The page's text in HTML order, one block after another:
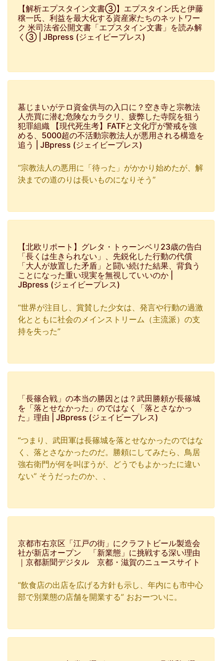
【解析エプスタイン文書③】エプスタイン氏と伊藤
穣一氏、利益を最大化する資産家たちのネットワー
ク 米司法省公開文書「エプスタイン文書」を読み解
く③ | JBpress (ジェイビープレス)
墓じまいがテロ資金供与の入口に？空き寺と宗教法
人売買に潜む危険なカラクリ、疲弊した寺院を狙う
犯罪組織 【現代死生考】FATFと文化庁が警戒を強
める、5000超の不活動宗教法人が悪用される構造を
追う | JBpress (ジェイビープレス)
“宗教法人の悪用に「待った」がかかり始めたが、解
決までの道のりは長いものになりそう”
【北欧リポート】グレタ・トゥーンベリ23歳の告白
「長くは生きられない」、先鋭化した行動の代償
「大人が放置した矛盾」と闘い続けた結果、背負う
ことになった重い現実を無視していいのか |
JBpress (ジェイビープレス)
“世界が注目し、賞賛した少女は、発言や行動の過激
化とともに社会のメインストリーム（主流派）の支
持を失った”
「長篠合戦」の本当の勝因とは？武田勝頼が長篠城
を「落とせなかった」のではなく「落とさなかっ
た」理由 | JBpress (ジェイビープレス)
“つまり、武田軍は長篠城を落とせなかったのではな
く、落とさなかったのだ。勝頼にしてみたら、鳥居
強右衛門が何を叫ぼうが、どうでもよかったに違い
ない” そうだったのか、、
京都市右京区「江戸の街」にクラフトビール製造会
社が新店オープン 「新業態」に挑戦する深い理由
｜京都新聞デジタル 京都・滋賀のニュースサイト
“飲食店の出店を広げる方針も示し、年内にも市中心
部で別業態の店舗を開業する” おおーついに。